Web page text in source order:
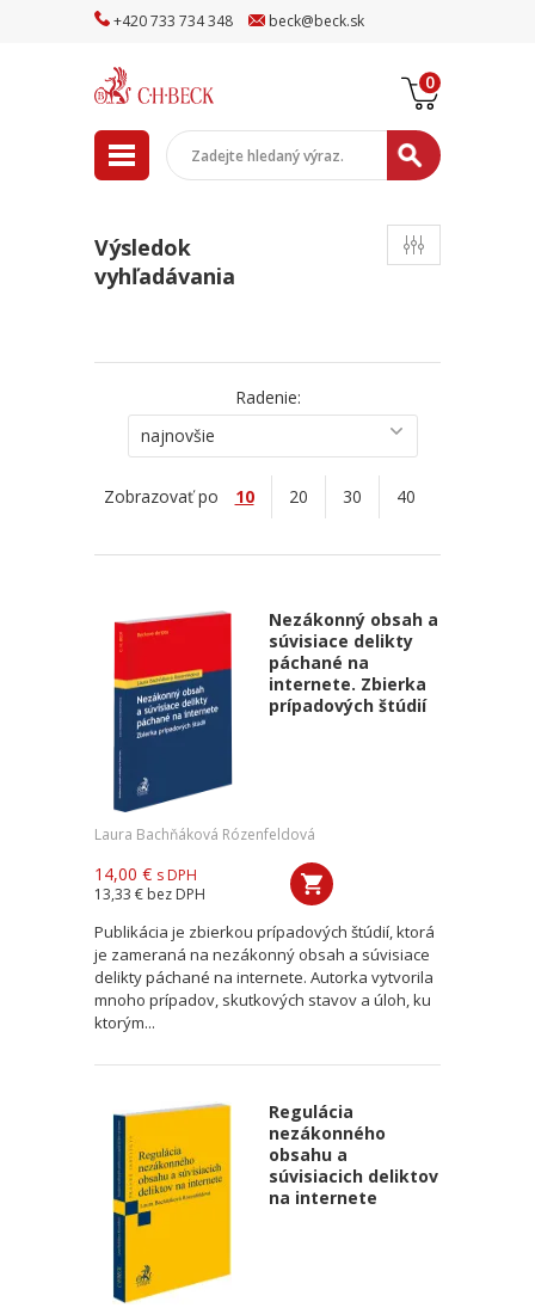
+420733 734348 beck@beck.sk
0
Výsledok
vyhľadávania
Radenie:
najnovšie
Zobrazovať po 10 20 30 40
Nezákonný obsah a
súvisiace delikty
páchané na
internete. Zbierka
prípadových štúdií
Laura Bachňáková Rózenfeldová
14,00 € s DPH
13,33 € bez DPH
Publikácia je zbierkou prípadových štúdií, ktorá
je zameraná na nezákonný obsah a súvisiace
delikty páchané na internete. Autorka vytvorila
mnoho prípadov, skutkových stavov a úloh, ku
ktorým...
Regulácia
nezákonného
obsahu a
súvisiacich deliktov
na internete